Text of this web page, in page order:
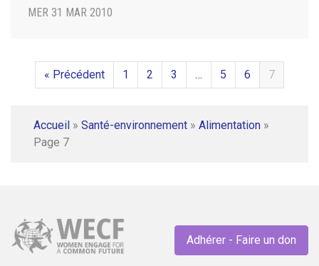
MER 31 MAR 2010
« Précédent 1 2 3 … 5 6 7
Accueil » Santé-environnement » Alimentation »
Page 7
Adhérer - Faire un don